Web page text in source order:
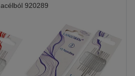
acélból 920289